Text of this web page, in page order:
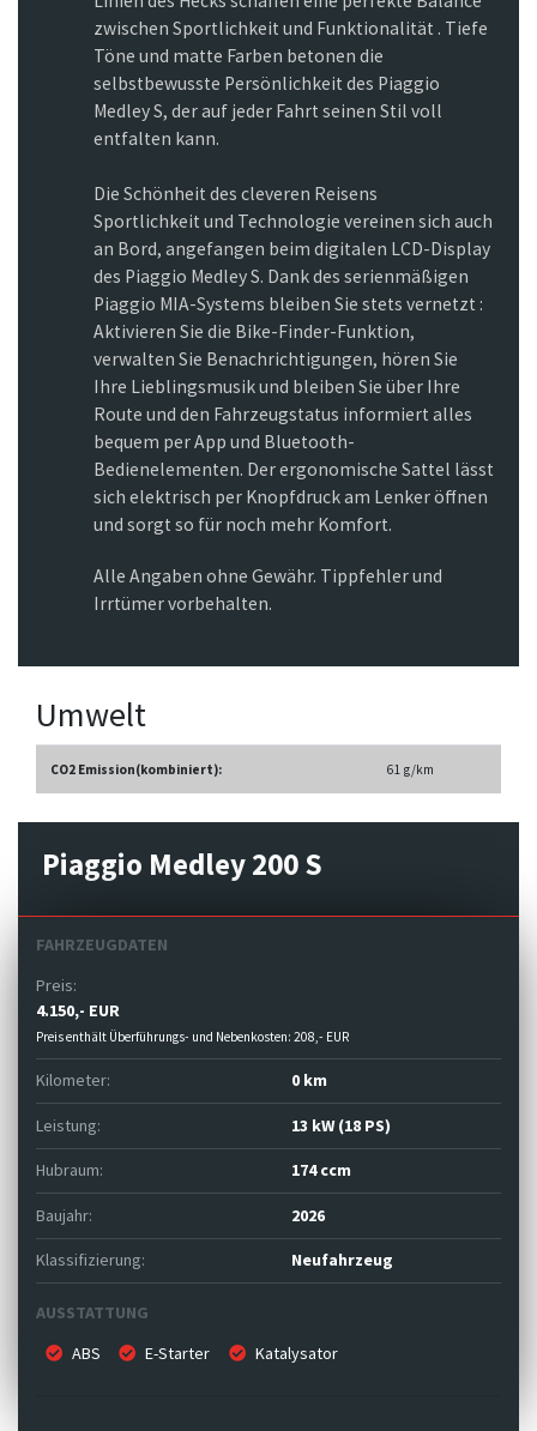
zwischen Sportlichkeit und Funktionalität . Tiefe
Töne und matte Farben betonen die
selbstbewusste Persönlichkeit des Piaggio
Medley S, der auf jeder Fahrt seinen Stil voll
entfalten kann.
Die Schönheit des cleveren Reisens
Sportlichkeit und Technologie vereinen sich auch
an Bord, angefangen beim digitalen LCD-Display
des Piaggio Medley S. Dank des serienmäßigen
Piaggio MIA-Systems bleiben Sie stets vernetzt :
Aktivieren Sie die Bike-Finder-Funktion,
verwalten Sie Benachrichtigungen, hören Sie
Ihre Lieblingsmusik und bleiben Sie über Ihre
Route und den Fahrzeugstatus informiert alles
bequem per App und Bluetooth-
Bedienelementen. Der ergonomische Sattel lässt
sich elektrisch per Knopfdruck am Lenker öffnen
und sorgt so für noch mehr Komfort.
Alle Angaben ohne Gewähr. Tippfehler und
Irrtümer vorbehalten.
Umwelt
CO2 Emission(kombiniert): 61 g/km
Piaggio Medley 200 S
FAHRZEUGDATEN
Preis:
4.150,- EUR
Preis enthält Überführungs- und Nebenkosten: 208,- EUR
Kilometer: 0 km
Leistung: 13 kW (18 PS)
Hubraum: 174 ccm
Baujahr: 2026
Klassifizierung: Neufahrzeug
AUSSTATTUNG
ABS
E-Starter Katalysator